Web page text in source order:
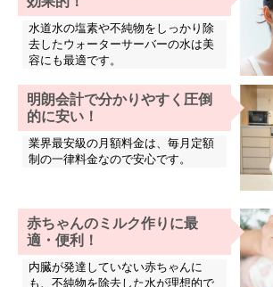
水道水の塩素や不純物をしっかり除
去したウォーターサーバーの水は美
容にも最適です。
明朗会計で分かりやすく圧倒
的に安い！
業界最安級の月額料金は、毎月定額
制の一律料金なので安心です。
赤ちゃんのミルク作りに最
適・便利！
内臓が発達していない赤ちゃんに
も、不純物を除去した水が理想的で